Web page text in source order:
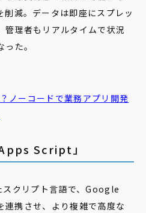
削減。データは即座にスプレッ
管理者もリアルタイムで状況
た。
ノーコードで業務アプリ開発
Script」
クリプト言語で、Google
携させ、より複雑で高度な